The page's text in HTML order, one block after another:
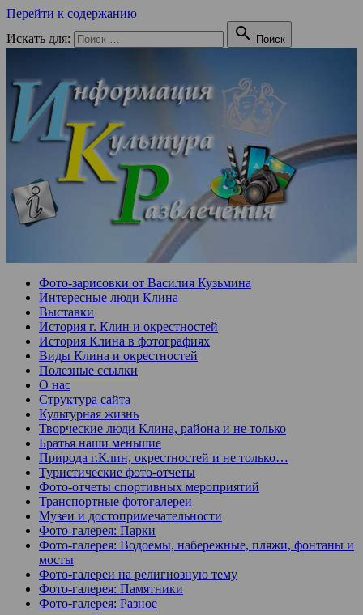
Перейти к содержанию
Искать для:
 Поиск
Фото-зарисовки от Василия Кузьмина
Интересные люди Клина
Выставки
История г. Клин и окрестностей
История Клина в фотографиях
Виды Клина и окрестностей
Полезные ссылки
О нас
Структура сайта
Культурная жизнь
Творческие люди Клина, района и не только
Братья наши меньшие
Природа г.Клин, окрестностей и не только…
Туристические фото-отчеты
Фото-отчеты спортивных мероприятий
Транспортные фотогалереи
Музеи и достопримечательности
Фото-галерея: Парки
Фото-галерея: Водоемы, набережные, пляжи, фонтаны и
мосты
Фото-галереи на религиозную тему
Фото-галерея: Памятники
Фото-галерея: Разное